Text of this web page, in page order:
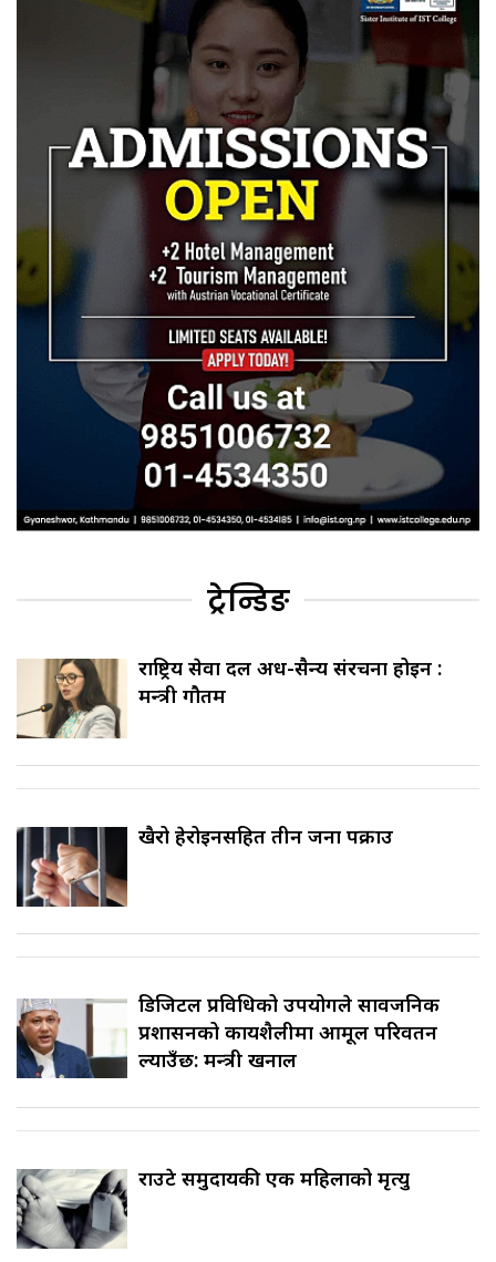
ट्रेन्डिङ
राष्ट्रिय सेवा दल अर्ध-सैन्य संरचना होइन :
मन्त्री गौतम
खैरो हेरोइनसहित तीन जना पक्राउ
डिजिटल प्रविधिको उपयोगले सार्वजनिक
प्रशासनको कार्यशैलीमा आमूल परिवर्तन
ल्याउँछ: मन्त्री खनाल
राउटे समुदायकी एक महिलाको मृत्यु